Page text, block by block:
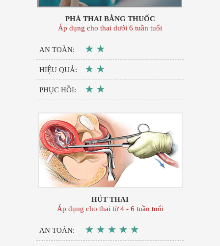
PHÁ THAI BẰNG THUỐC
Áp dụng cho thai dưới 6 tuần tuổi
AN TOÀN:
HIỆU QUẢ:
PHỤC HỒI:
HÚT THAI
Áp dụng cho thai từ 4 - 6 tuần tuổi
AN TOÀN: